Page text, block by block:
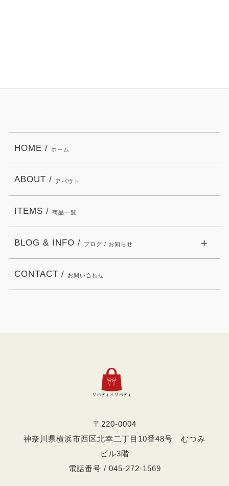
〒220-0004
神奈川県横浜市西区北幸二丁目10番48号 むつみ
ビル3階
電話番号 / 045-272-1569
HOME / ホーム
ABOUT / アバウト
ITEMS / 商品一覧
BLOG & INFO / ブログ / お知らせ
CONTACT / お問い合わせ